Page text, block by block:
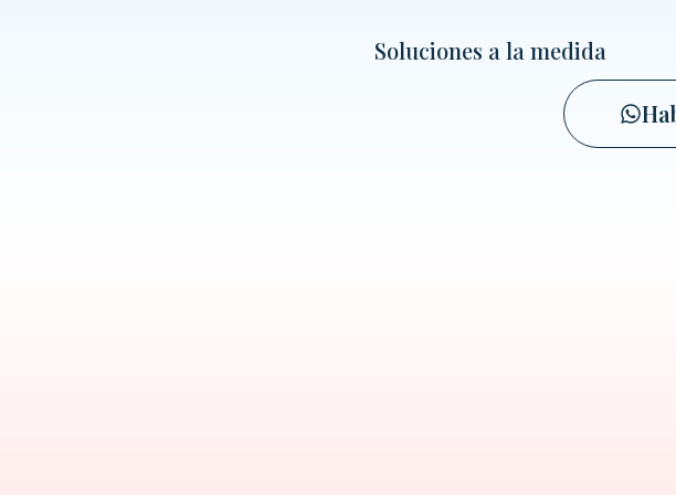
Soluciones a la medida